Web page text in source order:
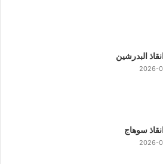
البدرشين
2026-
سوهاج
2026-